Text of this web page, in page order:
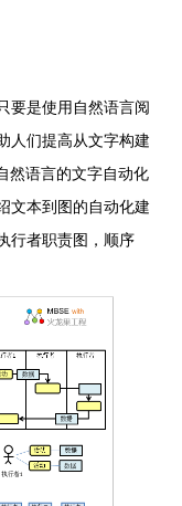
要是使用自然语言阅
人们提高从文字构建
然语言的文字自动化
文本到图的自动化建
行者职责图，顺序